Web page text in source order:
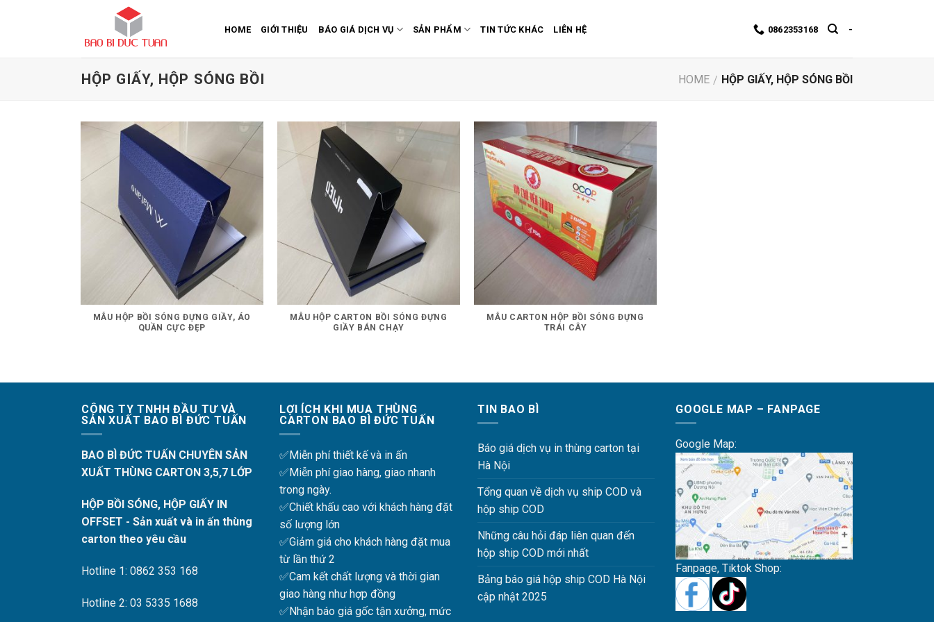
HOME GIỚI THIỆU BÁO GIÁ DỊCH VỤ SẢN PHẨM TIN TỨC KHÁC LIÊN HỆ 0862353168 -
HỘP GIẤY, HỘP SÓNG BỒI HOME / HỘP GIẤY, HỘP SÓNG BỒI
MẪU HỘP BỒI SÓNG ĐỰNG GIẦY, ÁO
QUẦN CỰC ĐẸP
MẪU HỘP CARTON BỒI SÓNG ĐỰNG
GIẦY BÁN CHẠY
MẪU CARTON HỘP BỒI SÓNG ĐỰNG
TRÁI CÂY
CÔNG TY TNHH ĐẦU TƯ VÀ
SẢN XUẤT BAO BÌ ĐỨC TUẤN
BAO BÌ ĐỨC TUẤN CHUYÊN SẢN
XUẤT THÙNG CARTON 3,5,7 LỚP
HỘP BỒI SÓNG, HỘP GIẤY IN
OFFSET - Sản xuất và in ấn thùng
carton theo yêu cầu
Hotline 1: 0862 353 168
Hotline 2: 03 5335 1688
LỢI ÍCH KHI MUA THÙNG
CARTON BAO BÌ ĐỨC TUẤN
✅Miễn phí thiết kế và in ấn
✅Miễn phí giao hàng, giao nhanh
trong ngày.
✅Chiết khấu cao với khách hàng đặt
số lượng lớn
✅Giảm giá cho khách hàng đặt mua
từ lần thứ 2
✅Cam kết chất lượng và thời gian
giao hàng như hợp đồng
✅Nhận báo giá gốc tận xưởng, mức
TIN BAO BÌ
Báo giá dịch vụ in thùng carton tại
Hà Nội
Tổng quan về dịch vụ ship COD và
hộp ship COD
Những câu hỏi đáp liên quan đến
hộp ship COD mới nhất
Bảng báo giá hộp ship COD Hà Nội
cập nhật 2025
GOOGLE MAP – FANPAGE
Google Map:
Fanpage, Tiktok Shop: